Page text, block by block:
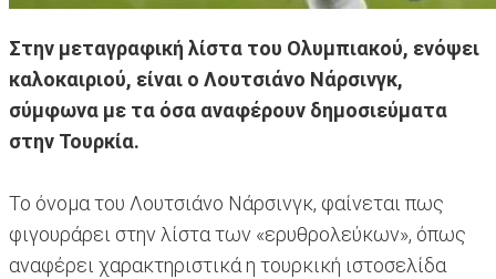
Στην μεταγραφική λίστα του Ολυμπιακού, ενόψει
καλοκαιριού, είναι ο Λουτσιάνο Νάρσινγκ,
σύμφωνα με τα όσα αναφέρουν δημοσιεύματα
στην Τουρκία.
Το όνομα του Λουτσιάνο Νάρσινγκ, φαίνεται πως
φιγουράρει στην λίστα των «ερυθρολεύκων», όπως
αναφέρει χαρακτηριστικά η τουρκική ιστοσελίδα ​